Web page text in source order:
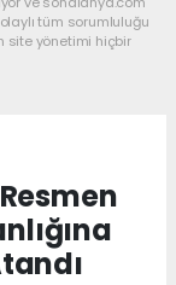
tüm sorumluluğu
site yönetimi hiçbir